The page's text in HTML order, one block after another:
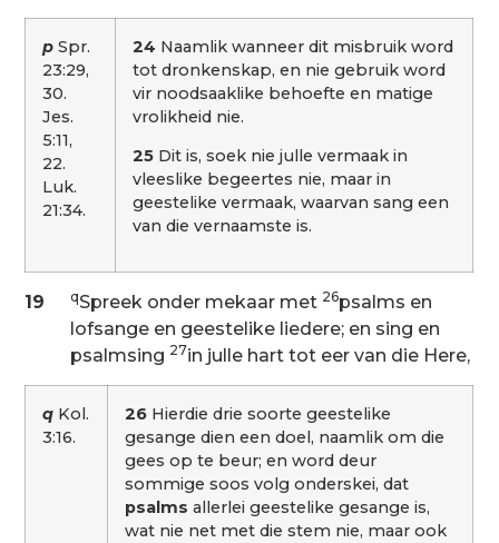
p Spr.
23:29,
30.
Jes.
5:11,
22.
Luk.
21:34.
24 Naamlik wanneer dit misbruik word
tot dronkenskap, en nie gebruik word
vir noodsaaklike behoefte en matige
vrolikheid nie.
25 Dit is, soek nie julle vermaak in
vleeslike begeertes nie, maar in
geestelike vermaak, waarvan sang een
van die vernaamste is.
19 qSpreek onder mekaar met 26psalms en
lofsange en geestelike liedere; en sing en
psalmsing 27in julle hart tot eer van die Here,
q Kol.
3:16.
26 Hierdie drie soorte geestelike
gesange dien een doel, naamlik om die
gees op te beur; en word deur
sommige soos volg onderskei, dat
psalms allerlei geestelike gesange is,
wat nie net met die stem nie, maar ook